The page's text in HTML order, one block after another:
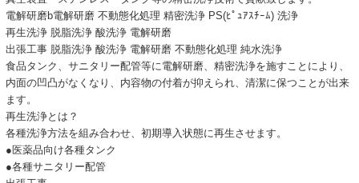
電解研磨b電解研磨 不動態化処理 精密洗浄 PS(ﾋﾟｭｱｽﾁｰﾑ) 洗浄
再生洗浄 脱脂洗浄 酸洗浄 電解研磨
出張工事 脱脂洗浄 酸洗浄 電解研磨 不動態化処理 純水洗浄
食品タンク、サニタリー配管等に電解研磨、精密洗浄を施すことにより、
内面の凹凸がなくなり、内容物の付着が抑えられ、清潔に保つことが出来
ます。
再生洗浄とは？
各種洗浄方法を組み合わせ、初期導入状態に再生させます。
●医薬品向け各種タンク
●各種サニタリー配管